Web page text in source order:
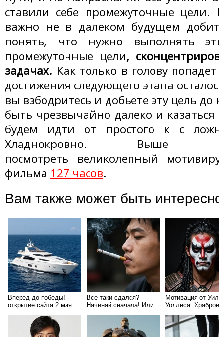
ставили себе промежуточные
важно не в далеком будущем
понять, что нужно выполнять
промежуточные цели,
задачах. Как только в голову
достижения следующего этапа
вы взбодритесь и добьете эту цель
быть чрезвычайно далеко и
будем идти от простого к с
Хладнокровно. Выше
посмотреть великолепный
фильма 127 часов.
Вам также может быть
Вперед до победы! -
открытие сайта 2 мая
Все таки сдался? -
Начинай сначала! Или
после срыва
Мотивация от
Уоллеса. Храброе